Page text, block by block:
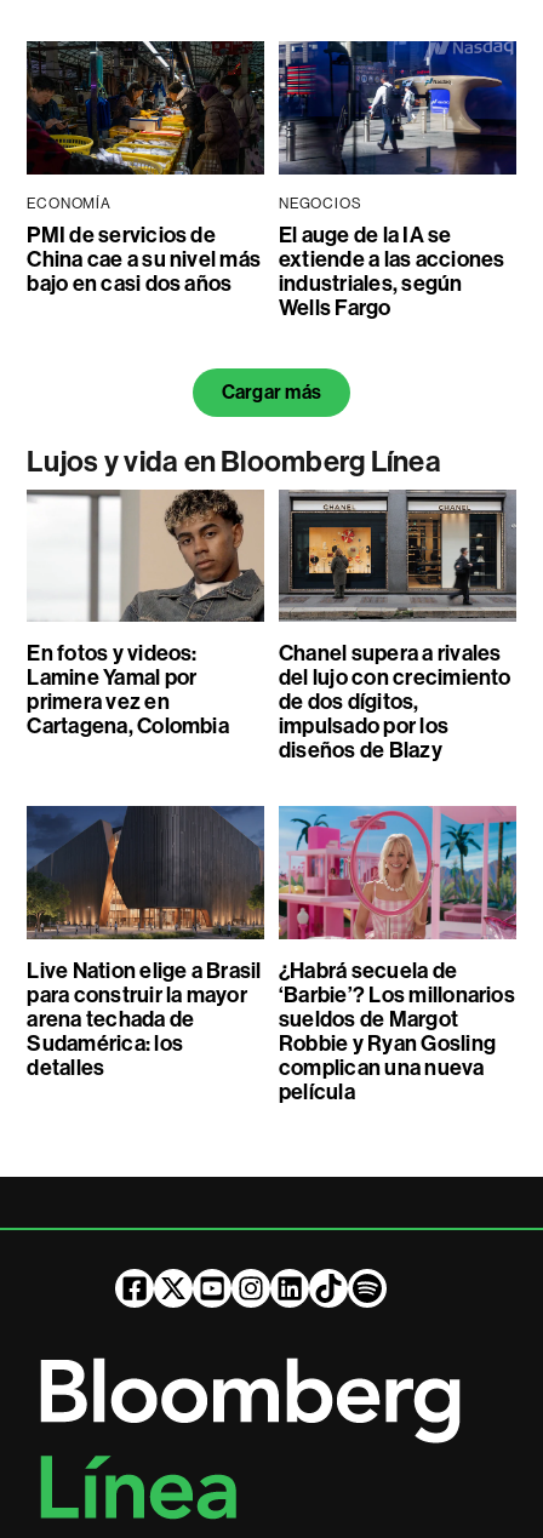
ECONOMÍA
PMI de servicios de
China cae a su nivel más
bajo en casi dos años
NEGOCIOS
El auge de la IA se
extiende a las acciones
industriales, según
Wells Fargo
Cargar más
Lujos y vida en Bloomberg Línea
En fotos y videos:
Lamine Yamal por
primera vez en
Cartagena, Colombia
Chanel supera a rivales
del lujo con crecimiento
de dos dígitos,
impulsado por los
diseños de Blazy
Live Nation elige a Brasil
para construir la mayor
arena techada de
Sudamérica: los
detalles
¿Habrá secuela de
‘Barbie’? Los millonarios
sueldos de Margot
Robbie y Ryan Gosling
complican una nueva
película